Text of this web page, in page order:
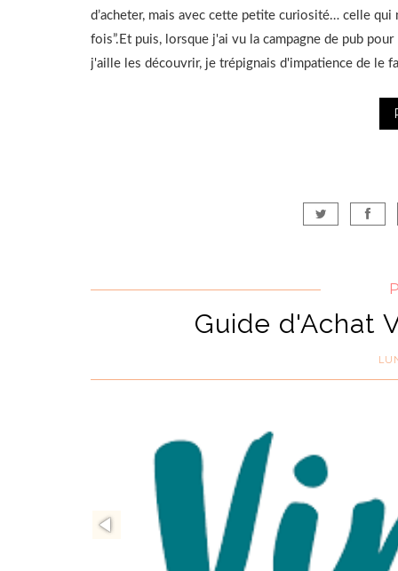
d’acheter, mais avec cette petite curiosité… celle
fois”.Et puis, lorsque j'ai vu la campagne de pub
j'aille les découvrir, je trépignais d'impatience de le
Guide d'Achat